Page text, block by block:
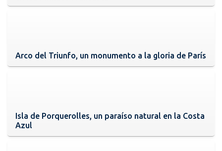
Arco del Triunfo, un monumento a la gloria de París
Isla de Porquerolles, un paraíso natural en la Costa
Azul